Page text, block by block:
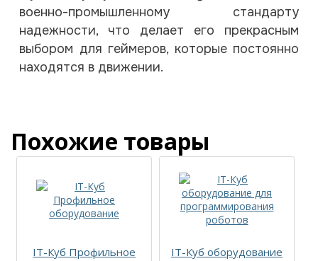
военно-промышленному стандарту
надежности, что делает его прекрасным
выбором для геймеров, которые постоянно
находятся в движении.
Похожие товары
IT-Куб Профильное
IT-Куб оборудование